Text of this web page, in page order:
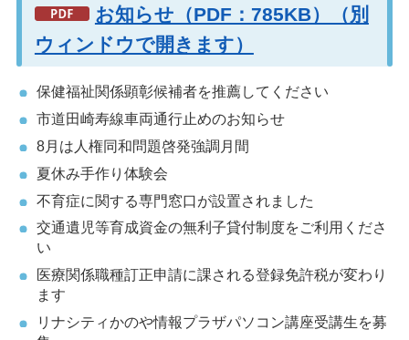
お知らせ（PDF：785KB）（別
ウィンドウで開きます）
保健福祉関係顕彰候補者を推薦してください
市道田崎寿線車両通行止めのお知らせ
8月は人権同和問題啓発強調月間
夏休み手作り体験会
不育症に関する専門窓口が設置されました
交通遺児等育成資金の無利子貸付制度をご利用くださ
い
医療関係職種訂正申請に課される登録免許税が変わり
ます
リナシティかのや情報プラザパソコン講座受講生を募